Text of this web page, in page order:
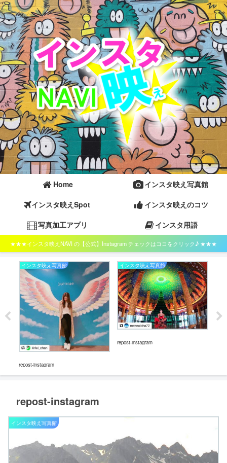
Home
インスタ映え写真館
インスタ映えSpot
インスタ映えのコツ
写真加工アプリ
インスタ用語
★★★インスタ映えNAVI の【公式】Instagram チェックはココをクリック♪ ★★★
インスタ映え写真館
repost-instagram
インスタ映え写真館
repost-instagram
repost-instagram
インスタ映え写真館